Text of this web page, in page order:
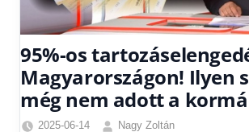
95%-os
Magyarországon! Ilyen
még nem adott a
2025-06-14
Nagy Zoltán